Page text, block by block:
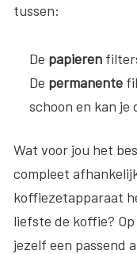
tussen:
De papieren
De permanente
schoon en kan je
Wat voor jou het
compleet
koffiezetapparaat
liefste de koffie?
jezelf een passend